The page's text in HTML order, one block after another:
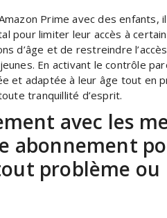
Prime avec des enfants,
pour limiter leur accès à
d’âge et de restreindre
En activant le contrôle
et adaptée à leur âge tout en
tranquillité d’esprit.
avec les
abonnement
problème ou